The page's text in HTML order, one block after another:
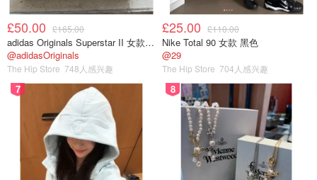
£50.00 £165.00
adidas Originals Superstar II 女款串珠休闲鞋 黑色
@adidasOriginals
The Hip Store 748人感兴趣
£25.00 £110.00
Nike Total 90 女款 黑色
@29
The Hip Store 704人感兴趣
7 8